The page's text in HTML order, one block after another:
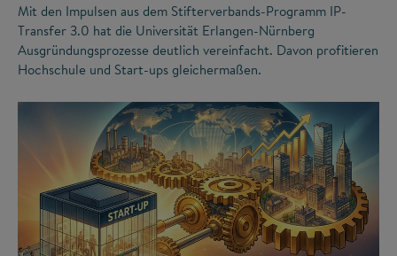
Mit den Impulsen aus dem Stifterverbands-Programm IP-
Transfer 3.0 hat die Universität Erlangen-Nürnberg
Ausgründungsprozesse deutlich vereinfacht. Davon profitieren
Hochschule und Start-ups gleichermaßen.